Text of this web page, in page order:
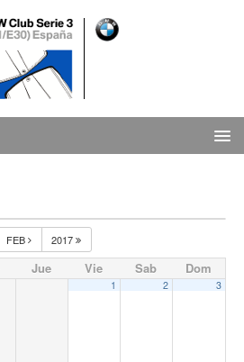
FEB 2017
Jue Vie Sab Dom
1 2 3